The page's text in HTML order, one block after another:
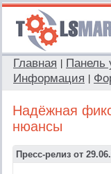
Главная Панель
Информация
Надёжная
нюансы
Пресс-релиз от